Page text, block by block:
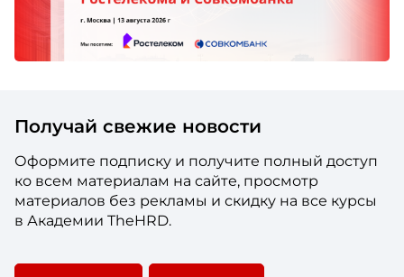
Получай свежие новости
Оформите подписку и получите полный доступ
ко всем материалам на сайте, просмотр
материалов без рекламы и скидку на все курсы
в Академии TheHRD.